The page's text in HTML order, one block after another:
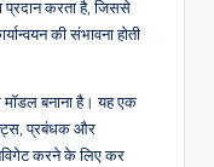
करता है, जिससे
की संभावना होती
मॉडल बनाना है। यह एक
प्रबंधक और
करने के लिए कर